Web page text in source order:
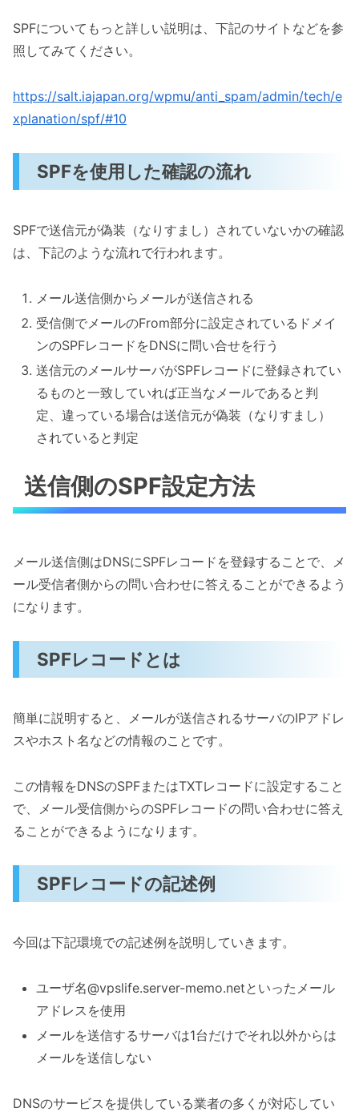
SPFについてもっと詳しい説明は、下記のサイトなどを参
照してみてください。
https://salt.iajapan.org/wpmu/anti_spam/admin/tech/e
xplanation/spf/#10
SPFを使用した確認の流れ
SPFで送信元が偽装（なりすまし）されていないかの確認
は、下記のような流れで行われます。
メール送信側からメールが送信される
受信側でメールのFrom部分に設定されているドメイ
ンのSPFレコードをDNSに問い合せを行う
送信元のメールサーバがSPFレコードに登録されてい
るものと一致していれば正当なメールであると判
定、違っている場合は送信元が偽装（なりすまし）
されていると判定
送信側のSPF設定方法
メール送信側はDNSにSPFレコードを登録することで、メ
ール受信者側からの問い合わせに答えることができるよう
になります。
SPFレコードとは
簡単に説明すると、メールが送信されるサーバのIPアドレ
スやホスト名などの情報のことです。
この情報をDNSのSPFまたはTXTレコードに設定すること
で、メール受信側からのSPFレコードの問い合わせに答え
ることができるようになります。
SPFレコードの記述例
今回は下記環境での記述例を説明していきます。
ユーザ名@vpslife.server-memo.netといったメール
アドレスを使用
メールを送信するサーバは1台だけでそれ以外からは
メールを送信しない
DNSのサービスを提供している業者の多くが対応してい